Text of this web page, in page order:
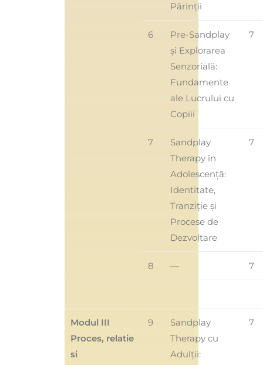
Părinții
6
Pre-Sandplay
și Explorarea
Senzorială:
Fundamente
ale Lucrului cu
Copiii
7
7
Sandplay
Therapy în
Adolescență:
Identitate,
Tranziție și
Procese de
Dezvoltare
7
8 — 7
Modul III
Proces, relatie
si
9
Sandplay
Therapy cu
Adulții:
7